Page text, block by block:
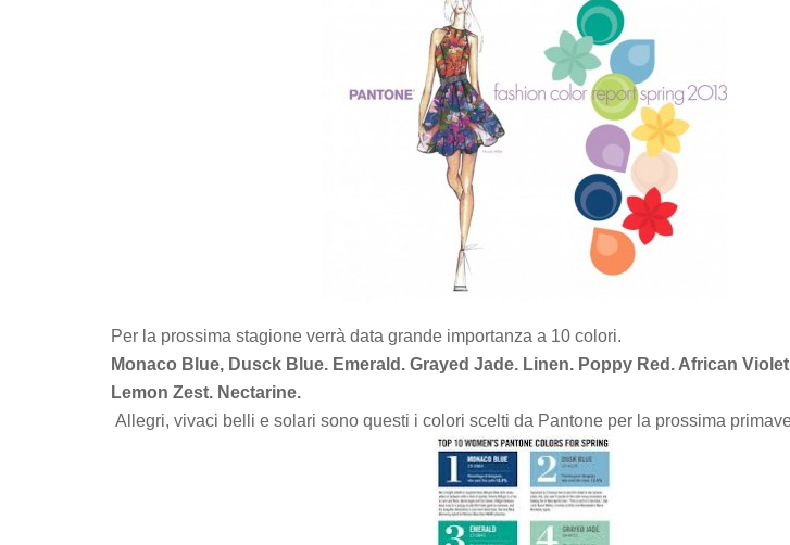
Per la prossima stagione verrà data grande importanza a 10 colori.
Monaco Blue, Dusck Blue. Emerald. Grayed Jade. Linen. Poppy Red. African
Lemon Zest. Nectarine.
Allegri, vivaci belli e solari sono questi i colori scelti da Pantone per la prossima